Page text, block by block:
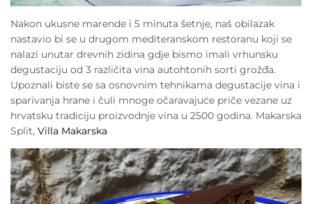
Nakon ukusne marende i 5 minuta šetnje, naš obilazak
nastavio bi se u drugom mediteranskom restoranu koji se
nalazi unutar drevnih zidina gdje bismo imali vrhunsku
degustaciju od 3 različita vina autohtonih sorti grožđa.
Upoznali biste se sa osnovnim tehnikama degustacije vina i
sparivanja hrane i čuli mnoge očaravajuće priče vezane uz
hrvatsku tradiciju proizvodnje vina u 2500 godina. Makarska
Split, Villa Makarska